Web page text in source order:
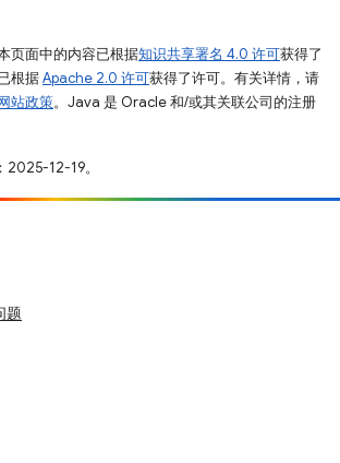
页面中的内容已根据知识共享署名 4.0 许可获得了
根据Apache 2.0 许可获得了许可。有关详情，请
站政策。Java 是 Oracle 和/或其关联公司的注册
2025-12-19。
题